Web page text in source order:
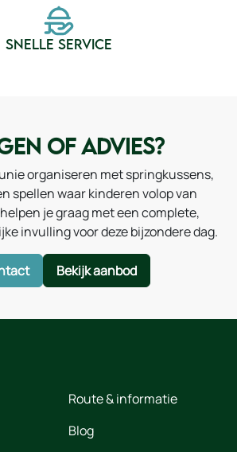
SNELLE SERVICE
OF ADVIES?
organiseren met springkussens,
spellen waar kinderen volop van
je graag met een complete,
invulling voor deze bijzondere dag.
Bekijk aanbod
Route & informatie
Blog